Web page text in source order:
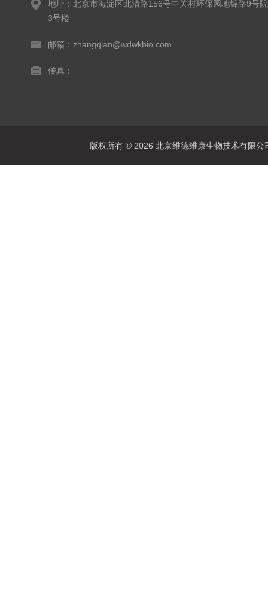
地址：北京市海淀区北清路156号中关村环保园地锦路9号院
3号楼
邮箱：zhangqian@wdwkbio.com
传真：
版权所有 © 2026 北京维德维康生物技术有